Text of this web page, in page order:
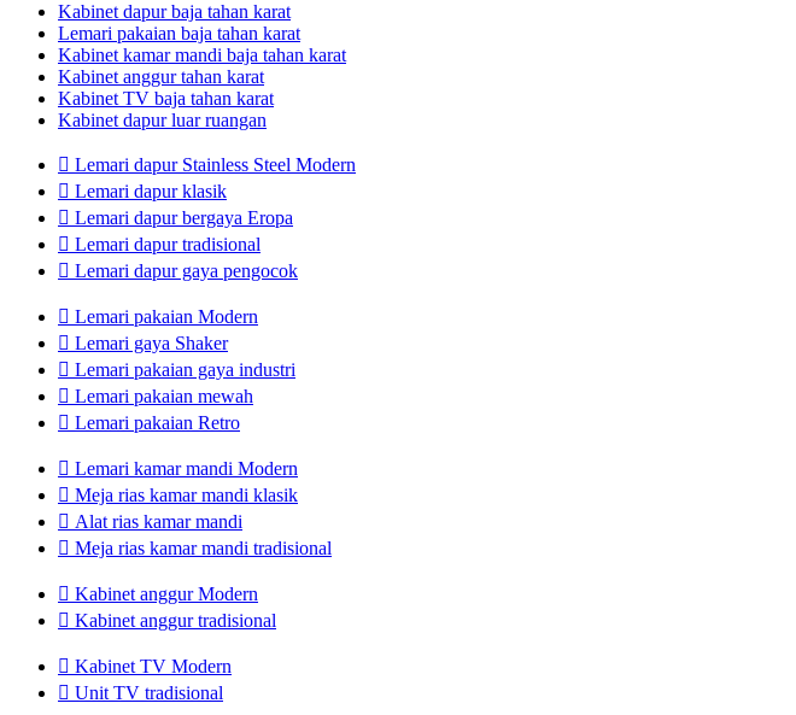
Kabinet dapur baja tahan karat
Lemari pakaian baja tahan karat
Kabinet kamar mandi baja tahan karat
Kabinet anggur tahan karat
Kabinet TV baja tahan karat
Kabinet dapur luar ruangan
 Lemari dapur Stainless Steel Modern
 Lemari dapur klasik
 Lemari dapur bergaya Eropa
 Lemari dapur tradisional
 Lemari dapur gaya pengocok
 Lemari pakaian Modern
 Lemari gaya Shaker
 Lemari pakaian gaya industri
 Lemari pakaian mewah
 Lemari pakaian Retro
 Lemari kamar mandi Modern
 Meja rias kamar mandi klasik
 Alat rias kamar mandi
 Meja rias kamar mandi tradisional
 Kabinet anggur Modern
 Kabinet anggur tradisional
 Kabinet TV Modern
 Unit TV tradisional